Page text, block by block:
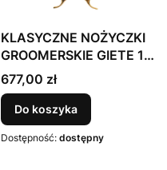
KLASYCZNE NOŻYCZKI
GROOMERSKIE GIETE 18
cm, japońska stal
nierdzewna 440c, kolor
ZŁOTY, fioletowe etui
Cena
677,00 zł
Do koszyka
Dostępność: dostępny